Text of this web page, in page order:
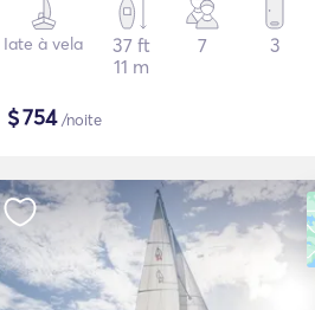
Iate à vela
37 ft
11 m
7 3
$754/noite